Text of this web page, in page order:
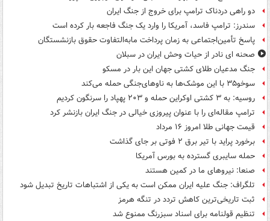
دو راهی دردناک ترامپ برای خروج از جنگ ایران
سندرز: ترامپ فاسد، آمریکا را وارد یک جنگ فاجعه بار کرده است
پاسخ تأمین‌اجتماعی به زمان پرداخت مابه‌التفاوت حقوق بازنشستگان
صحنه ای نادر از حیات وحش ایران در سبلان
جنگ مدعیان طلای کشتی جهان این بار در مسکو
سوخو۳۵ با این موشک‌ها به ناوهای‌جنگی حمله می‌کند
روسیه: به ۳ کشتی اوکراین حمله و ۲۰۳ پهپاد را سرنگون کردیم
ترامپ مقاله‌ای را با عنوان پیروزی خیالی در جنگ ایران بازنشر کرد
قیمت جهانی طلا امروز ۱۶ مرداد
برخورد پراید با تیر برق ۲ فوتی بر جای گذاشت
حمله سایبری گسترده به بورس آمریکا
صنعا: نیروهای ما در کمین‌ هستند
تلگراف: جنگ علیه ایران ممکن است به یکی از اشتباهات تاریخ تبدیل شود
ثبت تاریخی‌ترین کاهش تردد در تنگه هرمز
تنظیم قولنامه برای اسناد سبزرنگ ممنوع شد